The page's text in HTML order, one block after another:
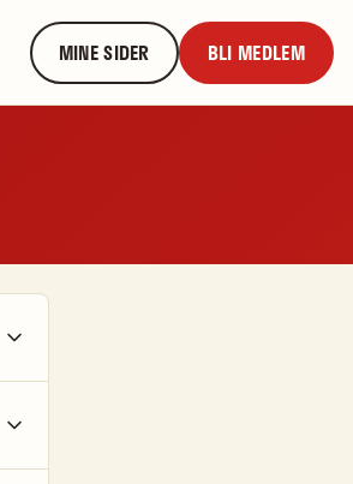
MINE SIDER BLI MEDLEM